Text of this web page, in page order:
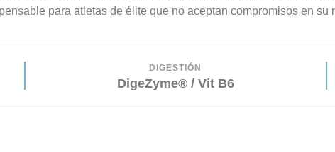
para atletas de élite que no aceptan compromisos en su
DIGESTIÓN
DigeZyme® / Vit B6